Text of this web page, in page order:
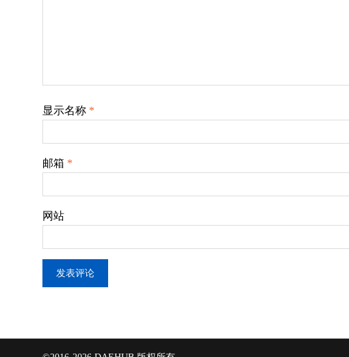
显示名称 *
邮箱 *
网站